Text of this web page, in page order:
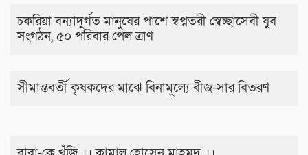
চকরিয়া বন্যাদুর্গত মানুষের পাশে স্বপ্নতরী স্বেচ্ছাসেবী যুব
সংগঠন, ৫০ পরিবার পেল ত্রাণ
সীমান্তবর্তী কৃষকদের মাঝে বিনামূল্যে বীজ-সার বিতরণ